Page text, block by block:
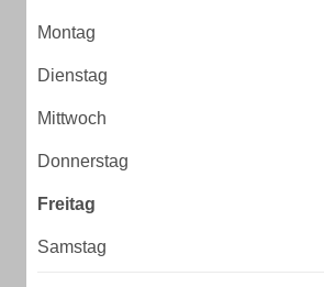
Montag
Dienstag
Mittwoch
Donnerstag
Freitag
Samstag